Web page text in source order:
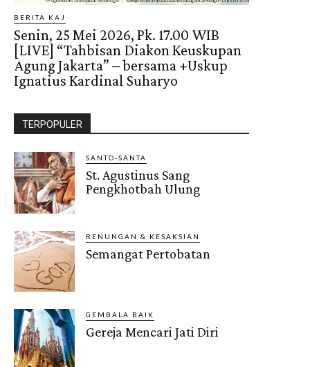
BERITA KAJ
Senin, 25 Mei 2026, Pk. 17.00 WIB
[LIVE] “Tahbisan Diakon Keuskupan
Agung Jakarta” – bersama +Uskup
Ignatius Kardinal Suharyo
TERPOPULER
SANTO-SANTA
St. Agustinus Sang
Pengkhotbah Ulung
RENUNGAN & KESAKSIAN
Semangat Pertobatan
GEMBALA BAIK
Gereja Mencari Jati Diri